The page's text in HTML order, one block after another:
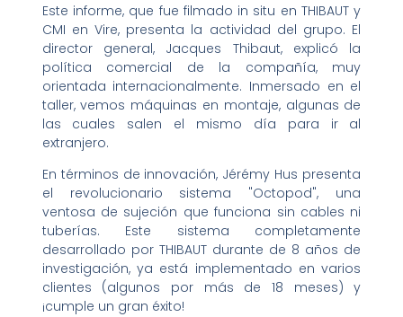
Este informe, que fue filmado in situ en THIBAUT y
CMI en Vire, presenta la actividad del grupo. El
director general, Jacques Thibaut, explicó la
política comercial de la compañía, muy
orientada internacionalmente. Inmersado en el
taller, vemos máquinas en montaje, algunas de
las cuales salen el mismo día para ir al
extranjero.
En términos de innovación, Jérémy Hus presenta
el revolucionario sistema "Octopod", una
ventosa de sujeción que funciona sin cables ni
tuberías. Este sistema completamente
desarrollado por THIBAUT durante de 8 años de
investigación, ya está implementado en varios
clientes (algunos por más de 18 meses) y
¡cumple un gran éxito!